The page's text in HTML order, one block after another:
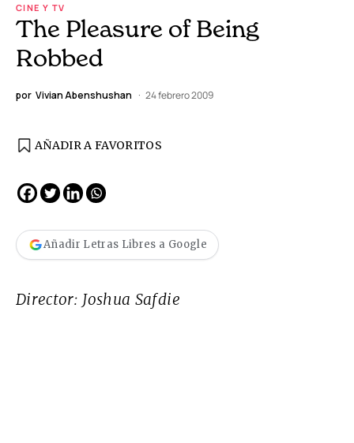
CINE Y TV
The Pleasure of Being
Robbed
por Vivian Abenshushan 24 febrero 2009
AÑADIR A FAVORITOS
Añadir Letras Libres a Google
Director: Joshua Safdie